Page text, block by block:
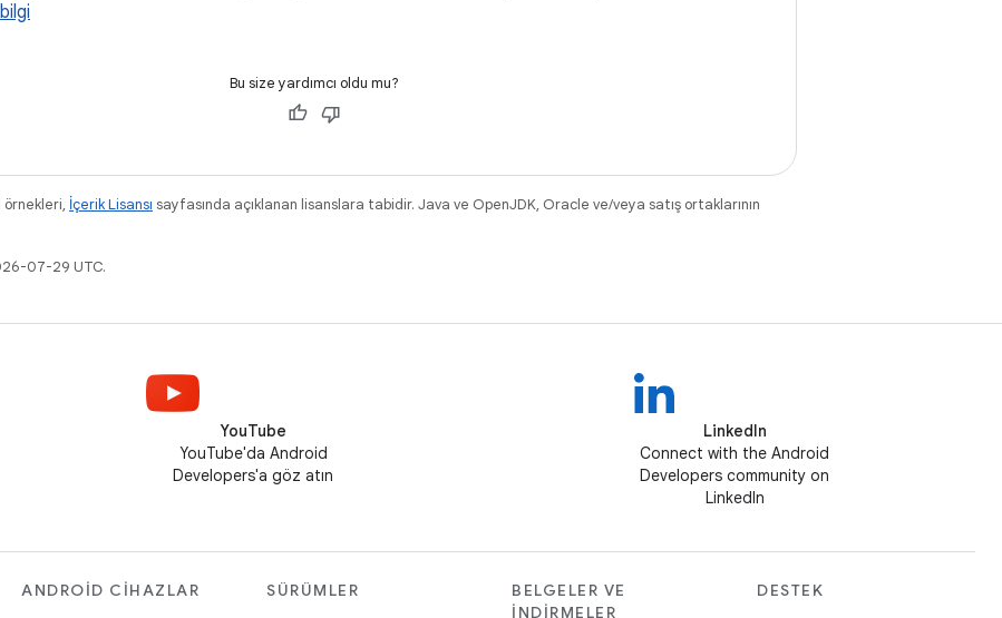
Bu size yardımcı oldu mu?
örnekleri, İçerik Lisansı sayfasında açıklanan lisanslara tabidir. Java ve OpenJDK, Oracle ve/veya satış ortaklarının
07-29 UTC.
YouTube
YouTube'da Android
Developers'a göz atın
LinkedIn
Connect with the Android
Developers community on
LinkedIn
ANDROID CIHAZLAR SÜRÜMLER
BELGELER VE
İNDIRMELER
DESTEK